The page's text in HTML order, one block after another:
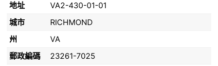
地址
VA2-430-01-01
城市
RICHMOND
州
VA
郵政編碼
23261-7025